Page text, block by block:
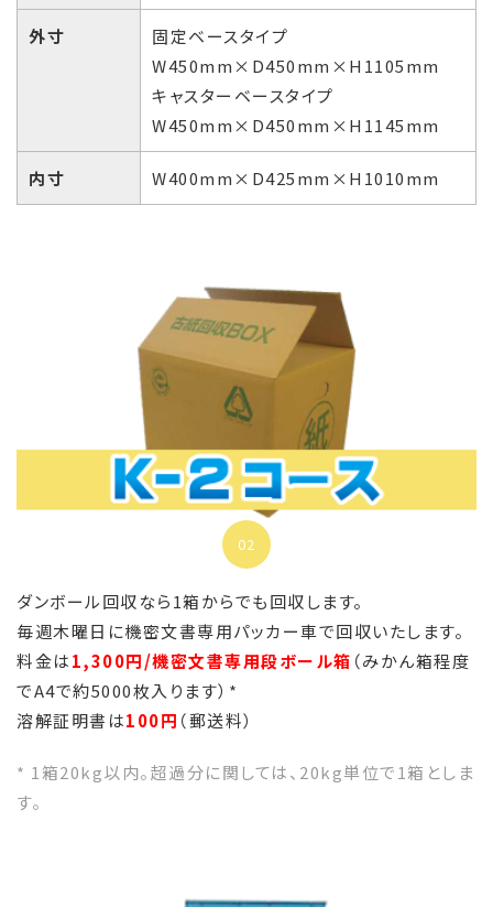
外寸
固定ベースタイプ
W450mm×D450mm×H1105mm
キャスターベースタイプ
W450mm×D450mm×H1145mm
内寸 W400mm×D425mm×H1010mm
02
ダンボール回収なら1箱からでも回収します。
毎週木曜日に機密文書専用パッカー車で回収いたします。
料金は1,300円/機密文書専用段ボール箱 （みかん箱程度
でA4で約5000枚入ります）*
溶解証明書は100円 （郵送料）
* 1箱20kg以内。超過分に関しては、20kg単位で1箱としま
す。